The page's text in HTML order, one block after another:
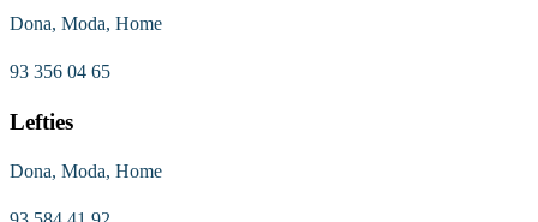
Dona, Moda, Home
93 356 04 65
Lefties
Dona, Moda, Home